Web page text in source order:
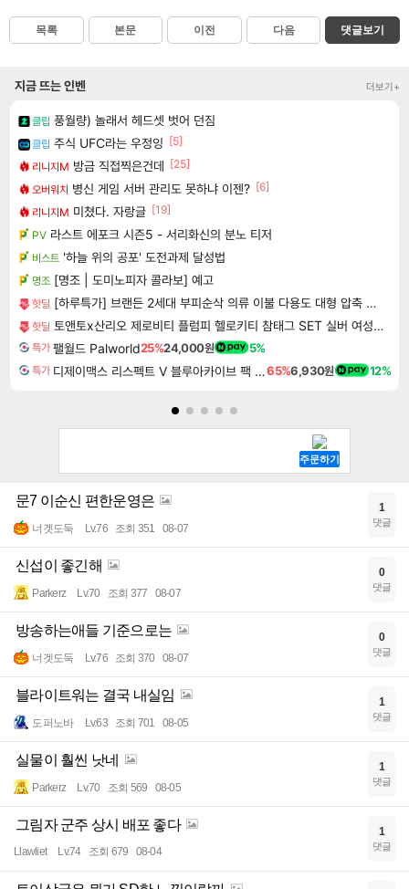
목록 본문 이전 다음 댓글보기
지금 뜨는 인벤 더보기+
클립 풍월량) 놀래서 헤드셋 벗어 던짐
클립 주식 UFC라는 우정잉 [5]
리니지M 방금 직접찍은건데 [25]
오버워치 병신 게임 서버 관리도 못하냐 이젠? [6]
리니지M 미쳤다. 자랑글 [19]
PV 라스트 에포크 시즌5 - 서리화신의 분노 티저
비스트 '하늘 위의 공포' 도전과제 달성법
명조 [명조 | 도미노피자 콜라보] 예고
핫딜 [하루특가] 브랜든 2세대 부피순삭 의류 이불 다용도 대형 압축 파우치 2매세트
핫딜 토앤토x산리오 제로비티 플럼피 헬로키티 참태그 SET 실버 여성용 쪼리
특가 팰월드 Palworld25%24,000원 5%
특가 디제이맥스 리스펙트 V 블루아카이브 팩 DJMAX RESPECT V Blue Archive Pack DLC65%6,930원 12%
문7 이순신 편한운영은
너겟도둑 Lv.76 조회 351 08-07
1
댓글
신섭이 좋긴해
Parkerz Lv.70 조회 377 08-07
0
댓글
방송하는애들 기준으로는
너겟도둑 Lv.76 조회 370 08-07
0
댓글
블라이트워는 결국 내실임
도퍼노바 Lv.63 조회 701 08-05
1
댓글
실물이 훨씬 낫네
Parkerz Lv.70 조회 569 08-05
1
댓글
그림자 군주 상시 배포 좋다
Llawliet Lv.74 조회 679 08-04
1
댓글